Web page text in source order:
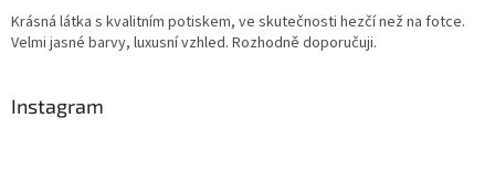
Krásná látka s kvalitním potiskem, ve skutečnosti hezčí než na fotce.
Velmi jasné barvy, luxusní vzhled. Rozhodně doporučuji.
Instagram